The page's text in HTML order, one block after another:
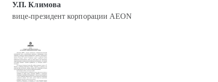
У.П. Климова
вице-президент корпорации AEON